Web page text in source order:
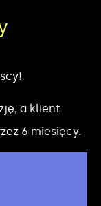
a klient
6 miesięcy.